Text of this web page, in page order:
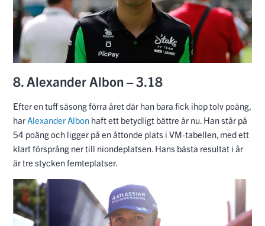
8. Alexander Albon – 3.18
Efter en tuff säsong förra året där han bara fick ihop tolv poäng,
54 poäng och ligger på en åttonde plats i VM-tabellen, med ett
klart försprång ner till niondeplatsen. Hans bästa resultat i år
är tre stycken femteplatser.